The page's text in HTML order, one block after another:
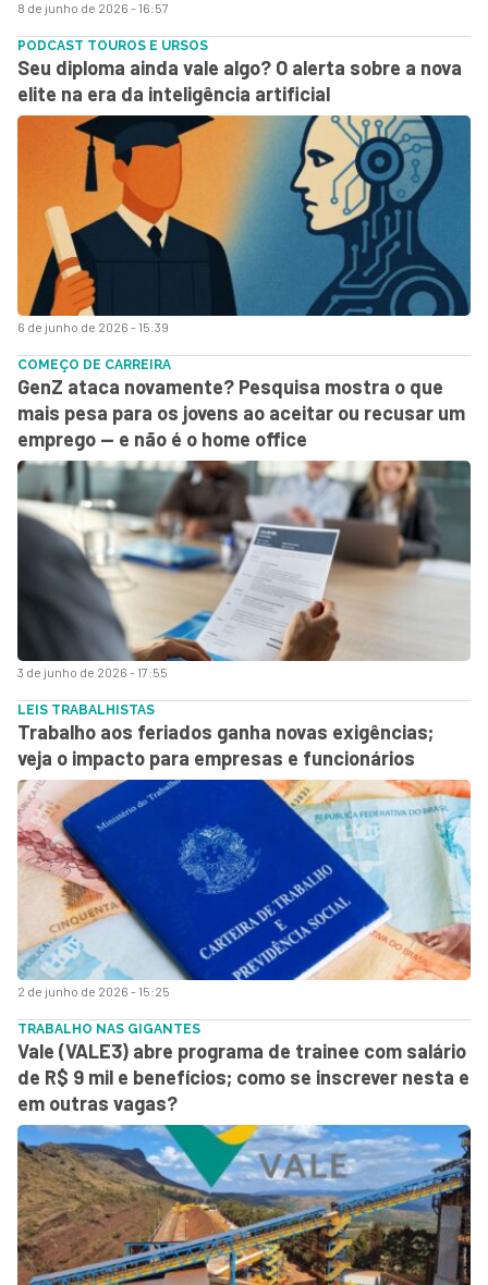
8 de junho de 2026 - 16:57
6 de junho de 2026 - 15:39
PODCAST TOUROS E URSOS
Seu diploma ainda vale algo? O alerta sobre a nova
elite na era da inteligência artificial
3 de junho de 2026 - 17:55
COMEÇO DE CARREIRA
GenZ ataca novamente? Pesquisa mostra o que
mais pesa para os jovens ao aceitar ou recusar um
emprego — e não é o home office
2 de junho de 2026 - 15:25
LEIS TRABALHISTAS
Trabalho aos feriados ganha novas exigências;
veja o impacto para empresas e funcionários
TRABALHO NAS GIGANTES
Vale (VALE3) abre programa de trainee com salário
de R$ 9 mil e benefícios; como se inscrever nesta e
em outras vagas?